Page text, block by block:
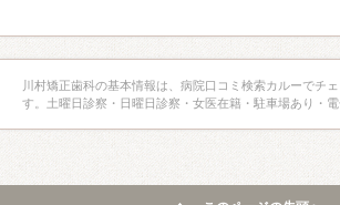
川村矯正歯科の基本情報は、病院口コミ検索カルーでチ
す。土曜日診察・日曜日診察・女医在籍・駐車場あり・電